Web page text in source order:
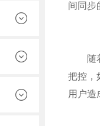
间同步
随着
把控，
用户造